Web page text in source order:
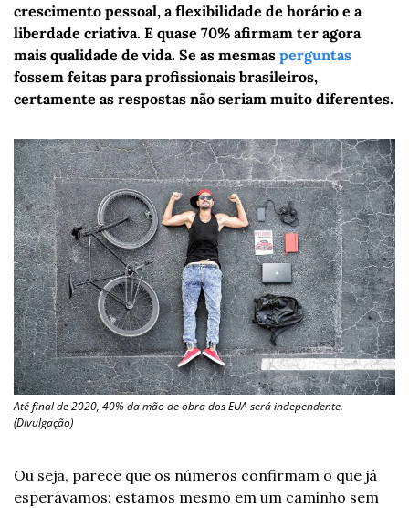
crescimento pessoal, a flexibilidade de horário e a
liberdade criativa. E quase 70% afirmam ter agora
mais qualidade de vida. Se as mesmas perguntas
fossem feitas para profissionais brasileiros,
certamente as respostas não seriam muito diferentes.
Até final de 2020, 40% da mão de obra dos EUA será independente.
(Divulgação)
Ou seja, parece que os números confirmam o que já
esperávamos: estamos mesmo em um caminho sem